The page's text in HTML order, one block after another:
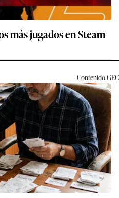
más jugados en Steam
ContenidoGEC